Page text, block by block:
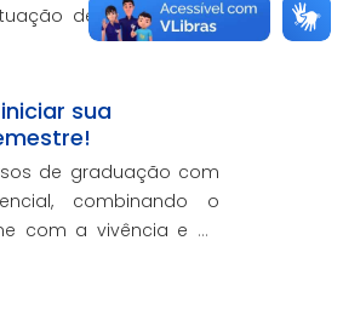
de gestores da
de formação
instituição, contando
da Resua
de graduação com
combinando o
com a vivência e as